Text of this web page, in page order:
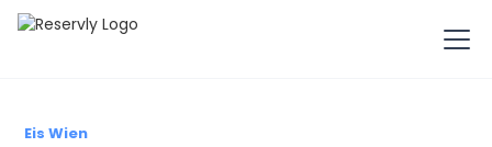
Eis Wien